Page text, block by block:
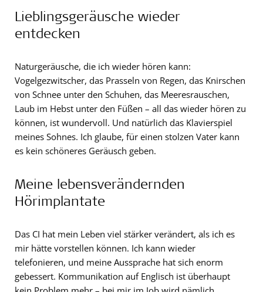
Lieblingsgeräusche wieder
entdecken
Naturgeräusche, die ich wieder hören kann:
Vogelgezwitscher, das Prasseln von Regen, das Knirschen
von Schnee unter den Schuhen, das Meeresrauschen,
Laub im Hebst unter den Füßen – all das wieder hören zu
können, ist wundervoll. Und natürlich das Klavierspiel
meines Sohnes. Ich glaube, für einen stolzen Vater kann
es kein schöneres Geräusch geben.
Meine lebensverändernden
Hörimplantate
Das CI hat mein Leben viel stärker verändert, als ich es
mir hätte vorstellen können. Ich kann wieder
telefonieren, und meine Aussprache hat sich enorm
gebessert. Kommunikation auf Englisch ist überhaupt